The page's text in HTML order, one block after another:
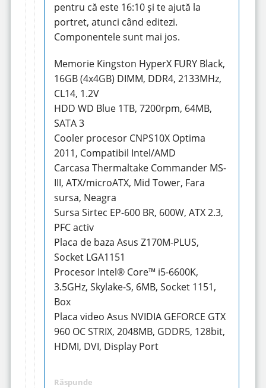
pentru că este 16:10 și te ajută la
portret, atunci când editezi.
Componentele sunt mai jos.
Memorie Kingston HyperX FURY Black,
16GB (4x4GB) DIMM, DDR4, 2133MHz,
CL14, 1.2V
HDD WD Blue 1TB, 7200rpm, 64MB,
SATA 3
Cooler procesor CNPS10X Optima
2011, Compatibil Intel/AMD
Carcasa Thermaltake Commander MS-
III, ATX/microATX, Mid Tower, Fara
sursa, Neagra
Sursa Sirtec EP-600 BR, 600W, ATX 2.3,
PFC activ
Placa de baza Asus Z170M-PLUS,
Socket LGA1151
Procesor Intel® Core™ i5-6600K,
3.5GHz, Skylake-S, 6MB, Socket 1151,
Box
Placa video Asus NVIDIA GEFORCE GTX
960 OC STRIX, 2048MB, GDDR5, 128bit,
HDMI, DVI, Display Port
Răspunde